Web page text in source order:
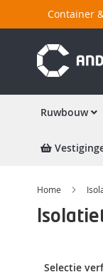
Ga
naar
de
inhoud
Container
Ruwbouw
Home
Selectie